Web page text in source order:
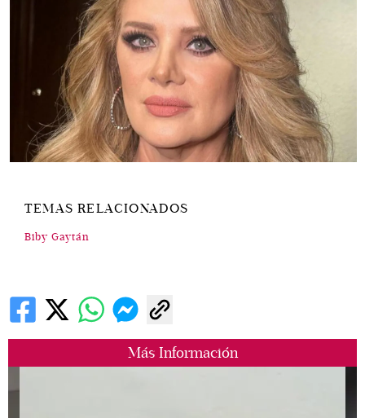
Más Información
TEMAS RELACIONADOS
Biby Gaytán